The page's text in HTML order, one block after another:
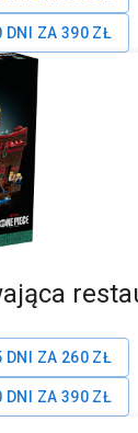
DNI ZA 390 ZŁ
DNI ZA 260 ZŁ
DNI ZA 390 ZŁ